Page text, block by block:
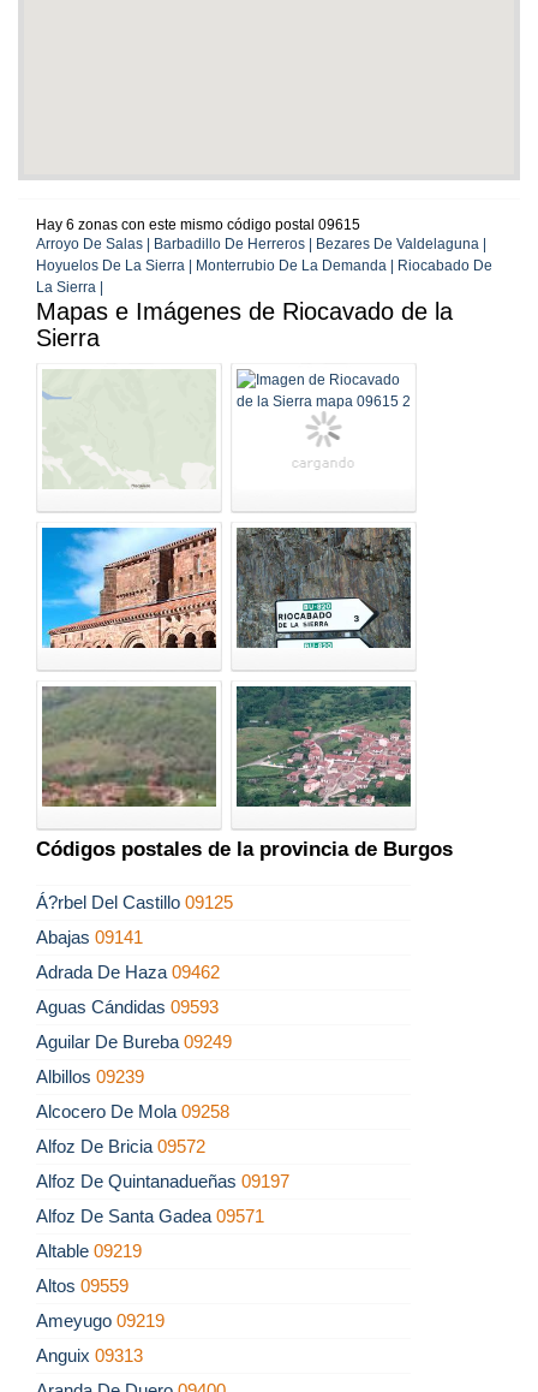
Hay 6 zonas con este mismo código postal 09615
Arroyo De Salas | Barbadillo De Herreros | Bezares De Valdelaguna |
Hoyuelos De La Sierra | Monterrubio De La Demanda | Riocabado De
La Sierra |
Mapas e Imágenes de Riocavado de la
Sierra
Códigos postales de la provincia de Burgos
Á?rbel Del Castillo 09125
Abajas 09141
Adrada De Haza 09462
Aguas Cándidas 09593
Aguilar De Bureba 09249
Albillos 09239
Alcocero De Mola 09258
Alfoz De Bricia 09572
Alfoz De Quintanadueñas 09197
Alfoz De Santa Gadea 09571
Altable 09219
Altos 09559
Ameyugo 09219
Anguix 09313